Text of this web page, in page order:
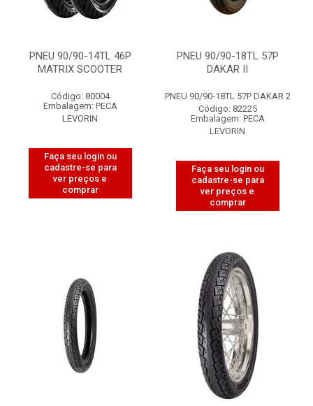
PNEU 90/90-14TL 46P
MATRIX SCOOTER
Código: 80004
Embalagem: PECA
LEVORIN
Faça seu login ou
cadastre-se para
ver preços e
comprar
PNEU 90/90-18TL 57P
DAKAR II
PNEU 90/90-18TL 57P DAKAR 2
Código: 82225
Embalagem: PECA
LEVORIN
Faça seu login ou
cadastre-se para
ver preços e
comprar